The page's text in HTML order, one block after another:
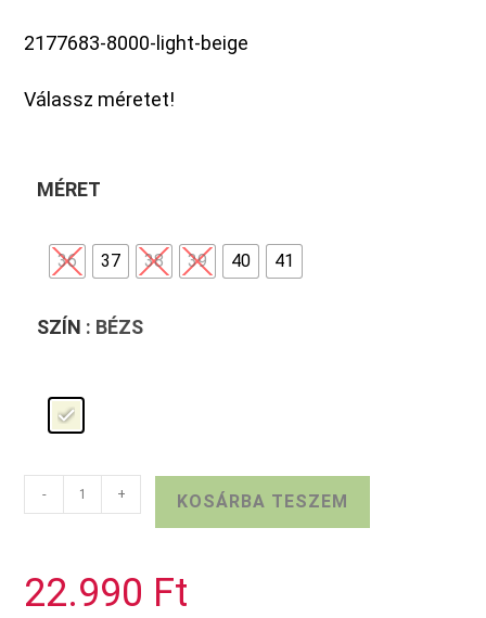
2177683-8000-light-beige
Válassz méretet!
MÉRET
36 37 38 39 40 41
SZÍN : BÉZS
Platformos
S.OLIVER
mennyiség
- + KOSÁRBA TESZEM
22.990 Ft